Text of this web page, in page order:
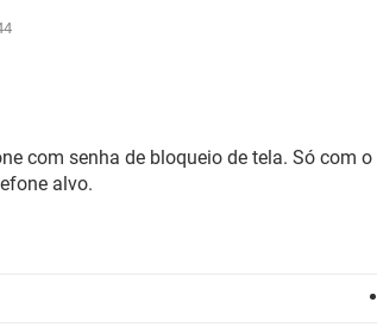
com senha de bloqueio de tela. Só com o
alvo.